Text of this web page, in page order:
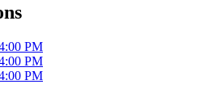
PM
PM
PM